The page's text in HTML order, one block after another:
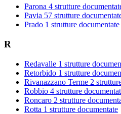
Parona 4 strutture
Pavia 57 strutture
Prado 1 strutture documentate
R
Redavalle 1 strutture
Retorbido 1 strutture
Rivanazzano Terme 2
Robbio 4 strutture
Roncaro 2 strutture
Rotta 1 strutture documentate